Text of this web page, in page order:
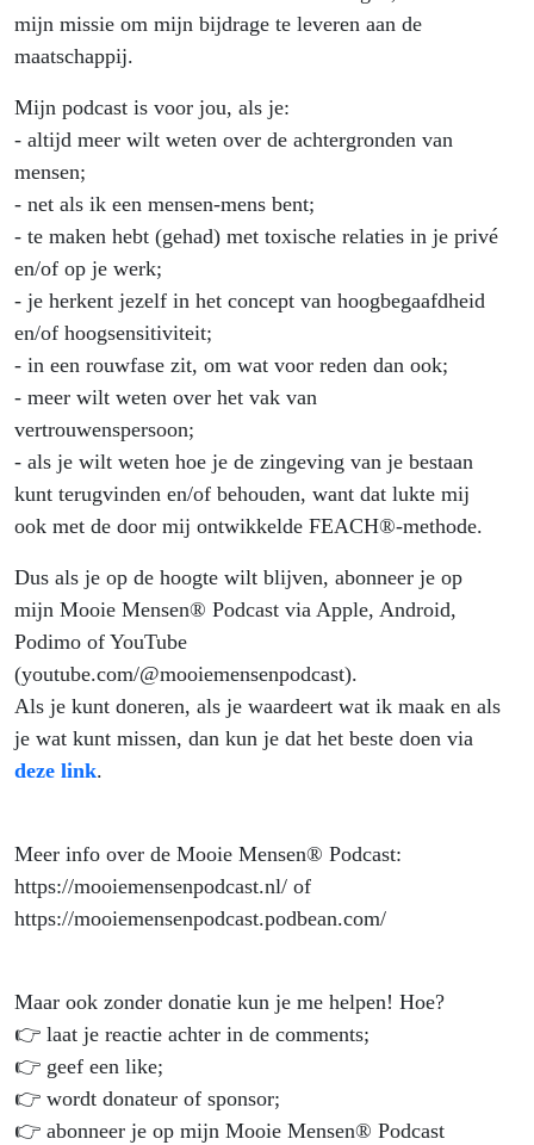
mijn missie om mijn bijdrage te leveren aan de
maatschappij.
Mijn podcast is voor jou, als je:
- altijd meer wilt weten over de achtergronden van
mensen;
- net als ik een mensen-mens bent;
- te maken hebt (gehad) met toxische relaties in je privé
en/of op je werk;
- je herkent jezelf in het concept van hoogbegaafdheid
en/of hoogsensitiviteit;
- in een rouwfase zit, om wat voor reden dan ook;
- meer wilt weten over het vak van
vertrouwenspersoon;
- als je wilt weten hoe je de zingeving van je bestaan
kunt terugvinden en/of behouden, want dat lukte mij
ook met de door mij ontwikkelde FEACH®-methode.
Dus als je op de hoogte wilt blijven, abonneer je op
mijn Mooie Mensen® Podcast via Apple, Android,
Podimo of YouTube
(youtube.com/@mooiemensenpodcast).
Als je kunt doneren, als je waardeert wat ik maak en als
je wat kunt missen, dan kun je dat het beste doen via
deze link.
Meer info over de Mooie Mensen® Podcast:
https://mooiemensenpodcast.nl/ of
https://mooiemensenpodcast.podbean.com/
Maar ook zonder donatie kun je me helpen! Hoe?
👉 laat je reactie achter in de comments;
👉 geef een like;
👉 wordt donateur of sponsor;
👉 abonneer je op mijn Mooie Mensen® Podcast